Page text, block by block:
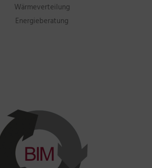
Wärmeverteilung
Energieberatung